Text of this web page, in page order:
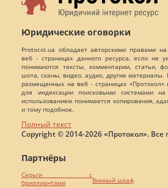
Юридические оговорки
Protocol.ua обладает авторскими правами
веб - страницах данного ресурса, если не
понимаются тексты, комментарии, статьи,
шота, сканы, видео, аудио, другие материалы.
размещенных на веб - страницах «Протокол»
для индексации поисковыми системами
использованием понимается копирования,
и тому подобное.
Полный текст
Copyright © 2014-2026 «Протокол».
Партнёры
Серьги с
бриллиантами
Винный шкаф